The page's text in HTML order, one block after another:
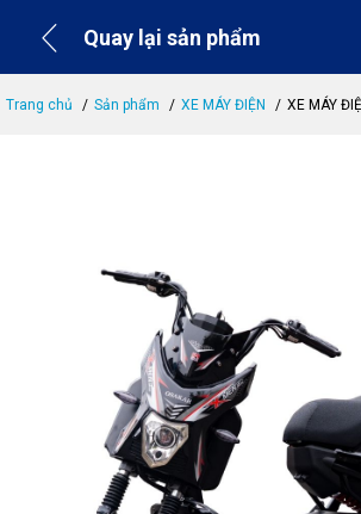
Quay lại sản phẩm
Trang chủ Sản phẩm XE MÁY ĐIỆN XE MÁY